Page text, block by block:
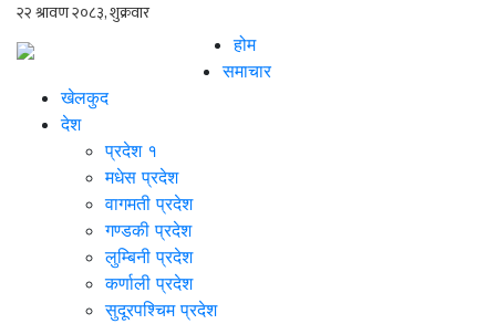
होम
समाचार
खेलकुद
देश
प्रदेश १
मधेस प्रदेश
वागमती प्रदेश
गण्डकी प्रदेश
लुम्बिनी प्रदेश
कर्णाली प्रदेश
सुदूरपश्चिम प्रदेश